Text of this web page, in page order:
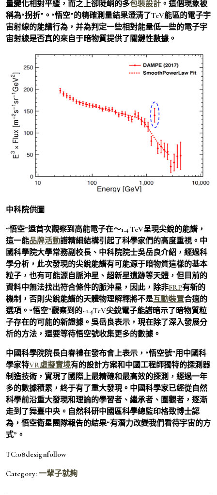
量變化相對平緩，而之上卻陡峭的多包裝設計 。這個現象被
稱為“拐折”。“悟空”的精確測量結果澄清了TeV能區的電子宇
宙射線的能譜行為，并為判定一些相對能量低一些的電子宇
宙射線是否真的來自于暗物質提供了關鍵性數據。
中科院供圖
“悟空”還首次觀察到高能電子在～1.4 TeV呈現尖銳的能譜，
這一能品牌活動譜精細結構引起了科學家們的高度重視。中
國科學院大學常務副校長、中科院院士吳岳良介紹，經過科
學分析，此次發現的尖銳能譜有可能源于暗物質這樣的基本
粒子，也有可能源自脈沖星、超新星遺跡等天體，但目前的
資料中無法找出符合條件的脈沖星，因此，除非FRP有新的
機制，否則尖銳能譜的天體物理解釋將不是互動裝置合適的
選項。“悟空”觀察到的~1.4TeV尖銳電子能譜暗示了暗物質粒
子存在的可能的新證據。吳岳良表示，現在除了深入發展分
析的方法，還要等待悟空號收集更多的數據。
中國科學院院長白春禮在發布會上表示，“悟空號”用中國科
學家特VR虛擬實境有的設計方案和中國工程師獨特的探測器
制造技術，實現了國際上最精確和最高效的探測，經過一年
多的數據積累，終于有了重大發現。中國科學家已經從自然
科學前沿重大發現和理論的學習者、繼承者、圍觀者，逐漸
走到了舞臺中央。自然科研中國區科學總監印格致博士認
為，悟空衛星團隊報告的結果“有潛力改變我們看待宇宙的方
式”。
TC:08designfollow
Category: 一輩子就夠